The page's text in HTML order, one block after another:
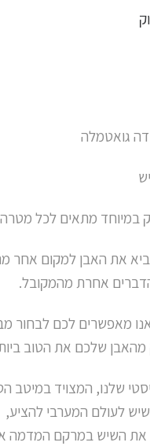
גואטמלה
במיוחד מתאים לכל
את האבן למקום אחר
אחרת מהמקובל.
מאפשרים לכם לבחור
מהאבן שלכם את הטוב
שלנו, המצויד במיטב
לעולם המערבי להציע,
את השיש במרקם המדמה